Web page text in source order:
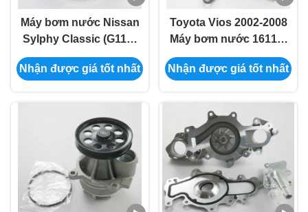
Máy bơm nước Nissan
Sylphy Classic (G11Z)
2006-2019 21010-
EN225/21010-
Nhận được giá tốt nhất
Toyota Vios 2002-2008
Máy bơm nước 16110-
19135/16100-
19205/16100-19255
Nhận được giá tốt nhất